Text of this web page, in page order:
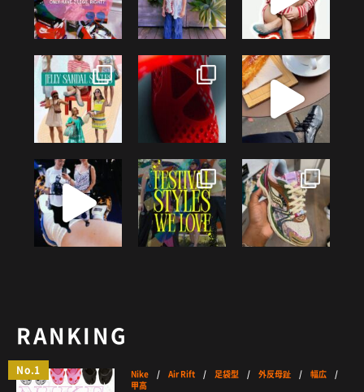
RANKING
No.1 Nike /Air Rift / 足袋型 /外反母趾 /幅広 /
甲高